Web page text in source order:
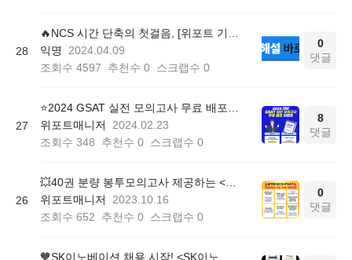
28
익명
2024.04.09
조회수 4597 추천수 0 스크랩수 0
0
댓글
27
위포트매니저
2024.02.23
조회수 348 추천수 0 스크랩수 0
8
댓글
26
위포트매니저
2023.10.16
조회수 652 추천수 0 스크랩수 0
0
댓글